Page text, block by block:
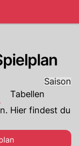
Saison
Tabellen
Hier findest du